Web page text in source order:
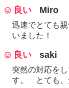
良い Miro
迅速でとても
いました！
良い saki
突然の対応を
す。 とても、